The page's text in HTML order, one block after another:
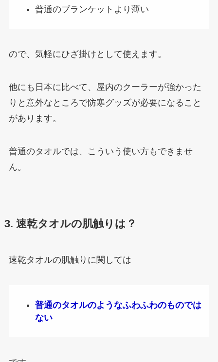
普通のブランケットより薄い
ので、気軽にひざ掛けとして使えます。
他にも日本に比べて、屋内のクーラーが強かった
りと意外なところで防寒グッズが必要になること
があります。
普通のタオルでは、こういう使い方もできませ
ん。
3. 速乾タオルの肌触りは？
速乾タオルの肌触りに関しては
普通のタオルのようなふわふわのものでは
ない